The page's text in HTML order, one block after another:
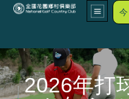
2026年打